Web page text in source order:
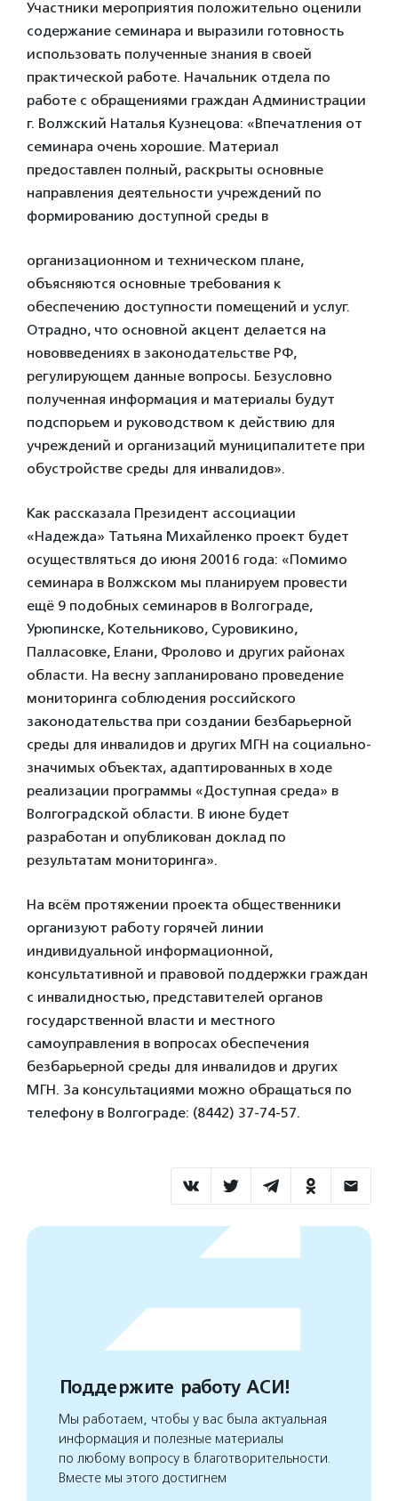
Участники мероприятия положительно оценили
содержание семинара и выразили готовность
использовать полученные знания в своей
практической работе. Начальник отдела по
работе с обращениями граждан Администрации
г. Волжский Наталья Кузнецова: «Впечатления от
семинара очень хорошие. Материал
предоставлен полный, раскрыты основные
направления деятельности учреждений по
формированию доступной среды в
организационном и техническом плане,
объясняются основные требования к
обеспечению доступности помещений и услуг.
Отрадно, что основной акцент делается на
нововведениях в законодательстве РФ,
регулирующем данные вопросы. Безусловно
полученная информация и материалы будут
подспорьем и руководством к действию для
учреждений и организаций муниципалитете при
обустройстве среды для инвалидов».
Как рассказала Президент ассоциации
«Надежда» Татьяна Михайленко проект будет
осуществляться до июня 20016 года: «Помимо
семинара в Волжском мы планируем провести
ещё 9 подобных семинаров в Волгограде,
Урюпинске, Котельниково, Суровикино,
Палласовке, Елани, Фролово и других районах
области. На весну запланировано проведение
мониторинга соблюдения российского
законодательства при создании безбарьерной
среды для инвалидов и других МГН на социально-
значимых объектах, адаптированных в ходе
реализации программы «Доступная среда» в
Волгоградской области. В июне будет
разработан и опубликован доклад по
результатам мониторинга».
На всём протяжении проекта общественники
организуют работу горячей линии
индивидуальной информационной,
консультативной и правовой поддержки граждан
с инвалидностью, представителей органов
государственной власти и местного
самоуправления в вопросах обеспечения
безбарьерной среды для инвалидов и других
МГН. За консультациями можно обращаться по
телефону в Волгограде: (8442) 37-74-57.
Поддержите работу АСИ!
Мы работаем, чтобы у вас была актуальная
информация и полезные материалы
по любому вопросу в благотворительности.
Вместе мы этого достигнем